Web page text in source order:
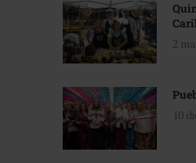
2
10